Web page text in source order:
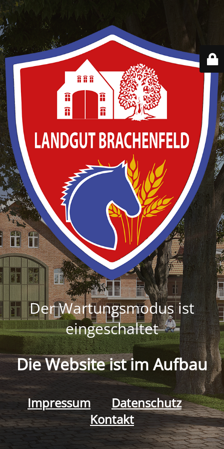
Der Wartungsmodus ist
eingeschaltet
Die Website ist im Aufbau
Impressum
Datenschutz
Kontakt